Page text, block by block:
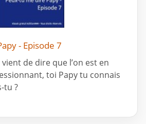
- Episode 7
de dire que l’on est en
toi Papy tu connais
tu ?